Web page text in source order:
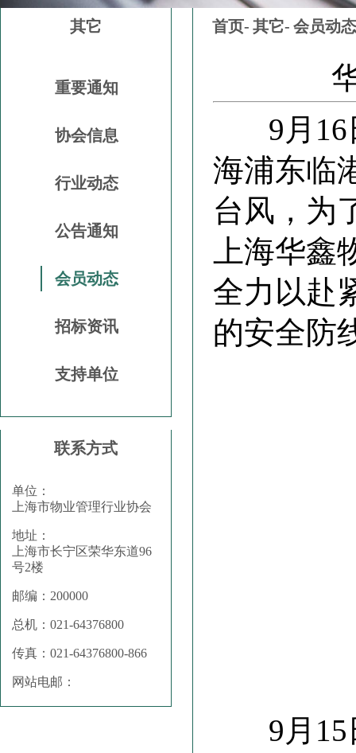
其它
重要通知
协会信息
行业动态
公告通知
会员动态
招标资讯
支持单位
联系方式
单位：
上海市物业管理行业协会
地址：
上海市长宁区荣华东道96
号2楼
邮编：200000
总机：021-64376800
传真：021-64376800-866
网站电邮：
首页- 其它- 会员动态
9月16
海浦东临
台风，为
上海华
全力以赴
的安全防
9月15